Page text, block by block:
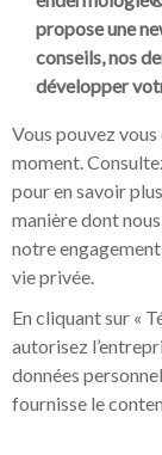
propose une
conseils, nos
développer
Vous pouvez
moment.
pour en savoir
manière dont
notre
vie privée.
En cliquant sur «
autorisez
données
fournisse le